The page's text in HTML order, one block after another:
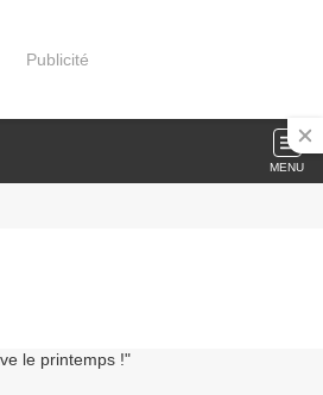
Publicité
MENU